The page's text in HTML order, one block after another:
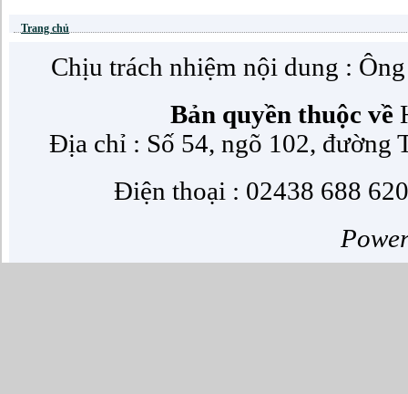
Trang chủ
Chịu trách nhiệm nội dung :
Bản quyền thuộc về
Địa chỉ : Số 54, ngõ 102, đường
Điện thoại : 02438 688